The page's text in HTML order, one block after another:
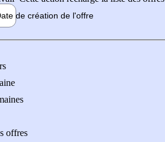
de création de l'offre
offres